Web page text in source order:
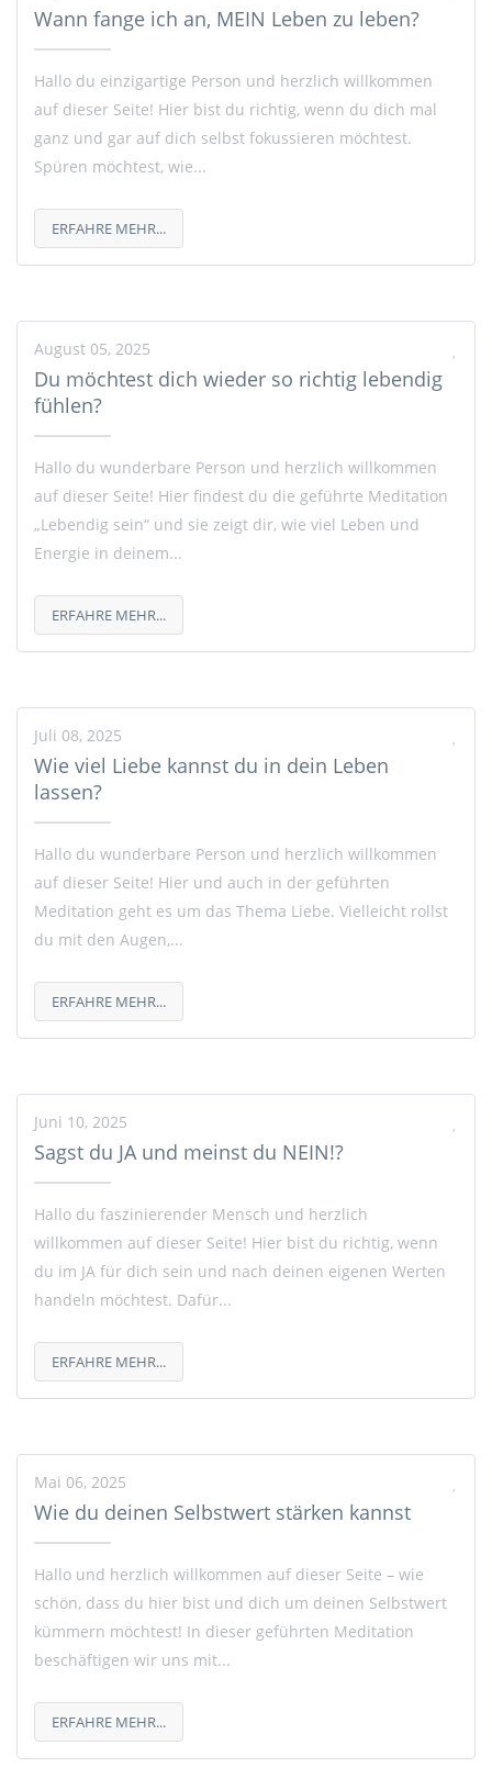
Wann fange ich an, MEIN Leben zu leben?
Hallo du einzigartige Person und herzlich willkommen
auf dieser Seite! Hier bist du richtig, wenn du dich mal
ganz und gar auf dich selbst fokussieren möchtest.
Spüren möchtest, wie...
ERFAHRE MEHR...
August 05, 2025
Du möchtest dich wieder so richtig lebendig
fühlen?
Hallo du wunderbare Person und herzlich willkommen
auf dieser Seite! Hier findest du die geführte Meditation
„Lebendig sein“ und sie zeigt dir, wie viel Leben und
Energie in deinem...
ERFAHRE MEHR...
Juli 08, 2025
Wie viel Liebe kannst du in dein Leben
lassen?
Hallo du wunderbare Person und herzlich willkommen
auf dieser Seite! Hier und auch in der geführten
Meditation geht es um das Thema Liebe. Vielleicht rollst
du mit den Augen,...
ERFAHRE MEHR...
Juni 10, 2025
Sagst du JA und meinst du NEIN!?
Hallo du faszinierender Mensch und herzlich
willkommen auf dieser Seite! Hier bist du richtig, wenn
du im JA für dich sein und nach deinen eigenen Werten
handeln möchtest. Dafür...
ERFAHRE MEHR...
Mai 06, 2025
Wie du deinen Selbstwert stärken kannst
Hallo und herzlich willkommen auf dieser Seite – wie
schön, dass du hier bist und dich um deinen Selbstwert
kümmern möchtest! In dieser geführten Meditation
beschäftigen wir uns mit...
ERFAHRE MEHR...